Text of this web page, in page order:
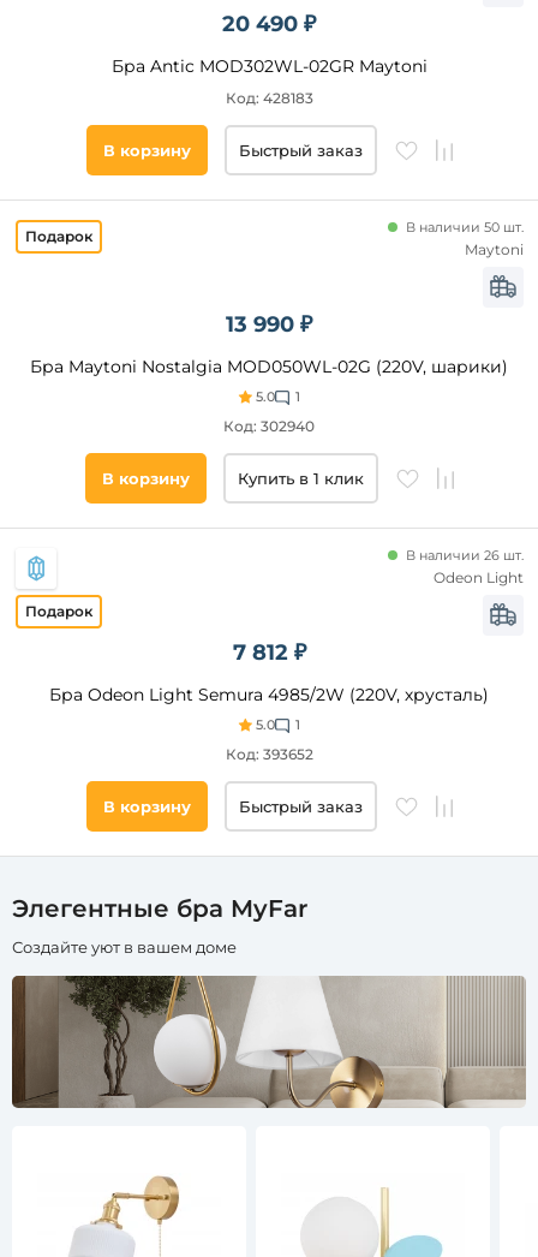
Подсветка
Регулировка
цветовой
температуры
С
полкой
Регулировка
Цоколь
GU10
Накаливания
Светодиодные
Галогенные
свечения
Степень
Список
тегов
товара
подсвечник
бриллианты
пузыри
цветы
20 490 ₽
Бра Antic MOD302WL-02GR Maytoni
Код: 428183
В корзину Быстрый заказ
13 990 ₽
Бра Maytoni Nostalgia MOD050WL-02G (220V, шарики)
5.0 1
В наличии 50 шт.
Код: 302940
Maytoni
В корзину Купить в 1 клик
7 812 ₽
Бра Odeon Light Semura 4985/2W (220V, хрусталь)
5.0 1
В наличии 26 шт.
Код: 393652
Odeon Light
В корзину Быстрый заказ
Элегентные бра MyFar
Создайте уют в вашем доме